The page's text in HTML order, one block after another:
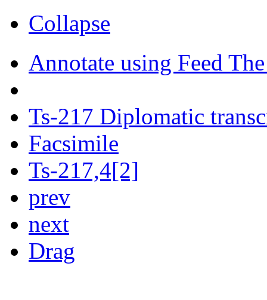
Collapse
Annotate using Feed
Ts-217 Diplomatic
Facsimile
Ts-217,4[2]
prev
next
Drag